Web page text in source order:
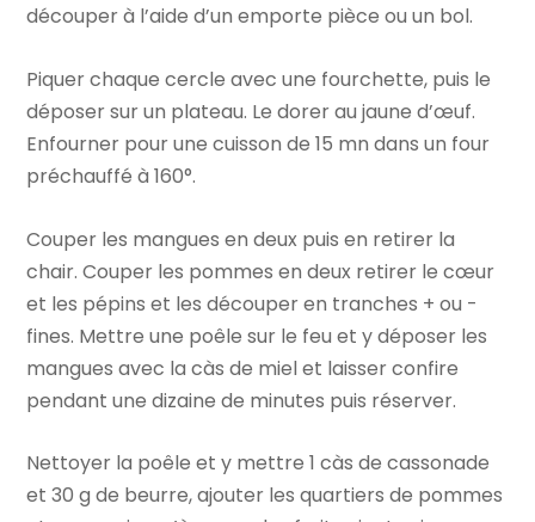
découper à l’aide d’un emporte pièce ou un bol.
Piquer chaque cercle avec une fourchette, puis le
déposer sur un plateau. Le dorer au jaune d’œuf.
Enfourner pour une cuisson de 15 mn dans un four
préchauffé à 160°.
Couper les mangues en deux puis en retirer la
chair. Couper les pommes en deux retirer le cœur
et les pépins et les découper en tranches + ou -
fines. Mettre une poêle sur le feu et y déposer les
mangues avec la càs de miel et laisser confire
pendant une dizaine de minutes puis réserver.
Nettoyer la poêle et y mettre 1 càs de cassonade
et 30 g de beurre, ajouter les quartiers de pommes